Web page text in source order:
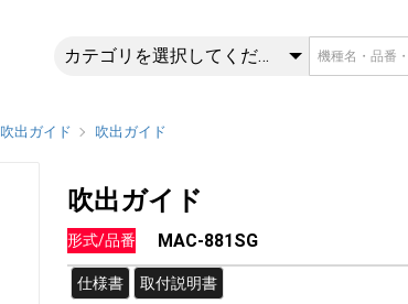
MAC-881SG | 吹出
カテゴリを選択してください
吹出ガイド 吹出ガイド
吹出ガイド
形式/品番 MAC-881SG
仕様書 取付説明書